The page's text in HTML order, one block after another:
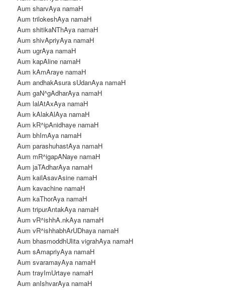
Aum sharvAya namaH
Aum trilokeshAya namaH
Aum shitikaNThAya namaH
Aum shivApriyAya namaH
Aum ugrAya namaH
Aum kapAline namaH
Aum kAmAraye namaH
Aum andhakAsura sUdanAya namaH
Aum gaN^gAdharAya namaH
Aum lalAtAxAya namaH
Aum kAlakAlAya namaH
Aum kR^ipAnidhaye namaH
Aum bhImAya namaH
Aum parashuhastAya namaH
Aum mR^igapANaye namaH
Aum jaTAdharAya namaH
Aum kailAsavAsine namaH
Aum kavachine namaH
Aum kaThorAya namaH
Aum tripurAntakAya namaH
Aum vR^ishhA.nkAya namaH
Aum vR^ishhabhArUDhaya namaH
Aum bhasmoddhUlita vigrahAya namaH
Aum sAmapriyAya namaH
Aum svaramayAya namaH
Aum trayImUrtaye namaH
Aum anIshvarAya namaH